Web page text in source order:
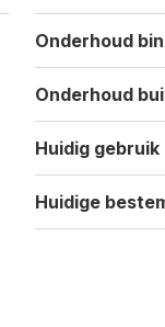
Onderhoud
Onderhoud
Huidig gebruik
Huidige